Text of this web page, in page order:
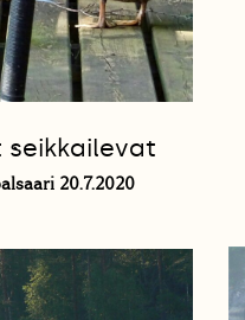
seikkailevat
20.7.2020